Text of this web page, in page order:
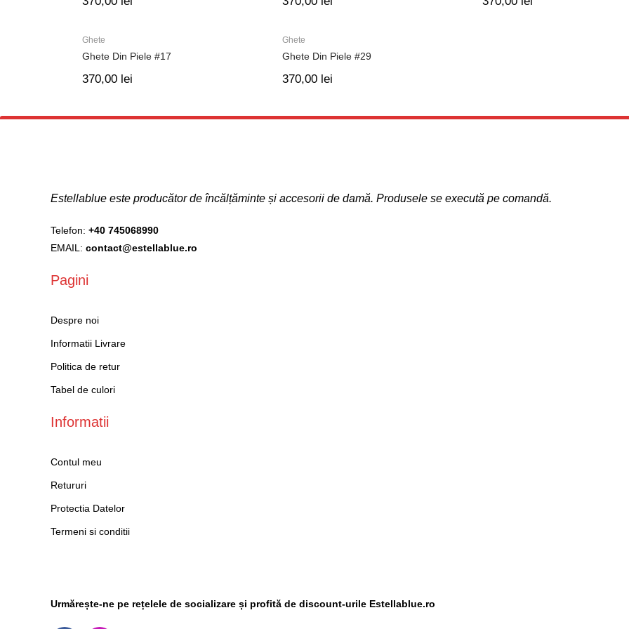
Ghete
Ghete Din Piele #17
370,00 lei
Ghete
Ghete Din Piele #29
370,00 lei
Estellablue este producător de încălțăminte și accesorii de damă. Produsele se execută pe comandă.
Telefon: +40 745068990
EMAIL: contact@estellablue.ro
Pagini
Despre noi
Informatii Livrare
Politica de retur
Tabel de culori
Informatii
Contul meu
Retururi
Protectia Datelor
Termeni si conditii
Urmărește-ne pe rețelele de socializare și profită de discount-urile Estellablue.ro